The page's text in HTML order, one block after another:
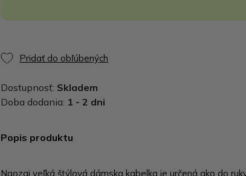
Pridať do obľúbených
Dostupnosť: Skladem
Doba dodania: 1 - 2 dni
Popis produktu
Naozaj veľká štýlová dámska kabelka je určená ako do